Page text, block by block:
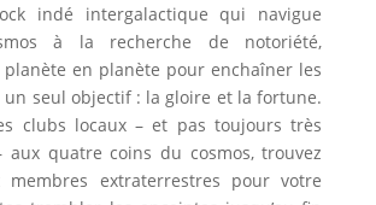
indé intergalactique qui navigue
à la recherche de notoriété,
planète en planète pour enchaîner les
un seul objectif : la gloire et la fortune.
clubs locaux – et pas toujours très
aux quatre coins du cosmos, trouvez
membres extraterrestres pour votre